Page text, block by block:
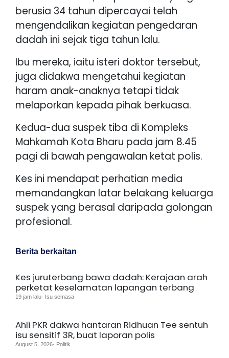
berusia 34 tahun dipercayai telah
mengendalikan kegiatan pengedaran
dadah ini sejak tiga tahun lalu.
Ibu mereka, iaitu isteri doktor tersebut,
juga didakwa mengetahui kegiatan
haram anak-anaknya tetapi tidak
melaporkan kepada pihak berkuasa.
Kedua-dua suspek tiba di Kompleks
Mahkamah Kota Bharu pada jam 8.45
pagi di bawah pengawalan ketat polis.
Kes ini mendapat perhatian media
memandangkan latar belakang keluarga
suspek yang berasal daripada golongan
profesional.
Berita berkaitan
Kes juruterbang bawa dadah: Kerajaan arah
perketat keselamatan lapangan terbang
19 jam lalu· Isu semasa
Ahli PKR dakwa hantaran Ridhuan Tee sentuh
isu sensitif 3R, buat laporan polis
August 5, 2026· Politik